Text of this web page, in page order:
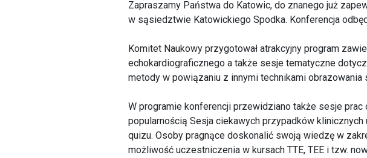
Zapraszamy Państwa do Katowic, do znanego już
w sąsiedztwie Katowickiego Spodka. Konferencja
Komitet Naukowy przygotował atrakcyjny program
echokardiograficznego a także sesje tematyczne
metody w powiązaniu z innymi technikami obrazowania
W programie konferencji przewidziano także sesje
popularnością Sesja ciekawych przypadków
quizu. Osoby pragnące doskonalić swoją wiedzę w
możliwość uczestniczenia w kursach TTE, TEE i tzw.